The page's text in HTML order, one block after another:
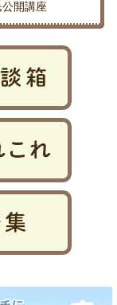
開講座